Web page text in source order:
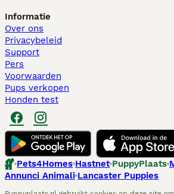
Informatie
Over ons
Privacybeleid
Support
Pers
Voorwaarden
Pups verkopen
Honden test
Pets4Homes Hastnet PuppyPlaats
Annunci Animali Lancaster Puppies